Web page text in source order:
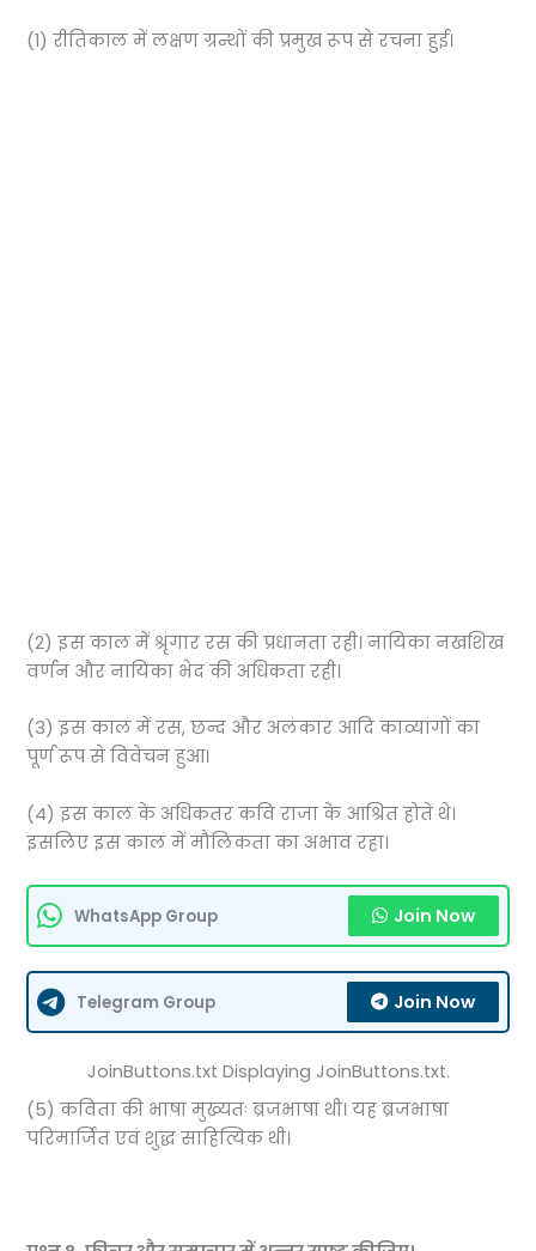
(1) रीतिकाल में लक्षण ग्रन्थों की प्रमुख रूप से रचना हुई।
(2) इस काल में श्रृंगार रस की प्रधानता रही। नायिका नखशिख
वर्णन और नायिका भेद की अधिकता रही।
(3) इस काल में रस, छन्द और अलंकार आदि काव्यांगों का
पूर्ण रूप से विवेचन हुआ।
(4) इस काल के अधिकतर कवि राजा के आश्रित होते थे।
इसलिए इस काल में मौलिकता का अभाव रहा।
WhatsApp Group Join Now
Telegram Group Join Now
JoinButtons.txt Displaying JoinButtons.txt.
(5) कविता की भाषा मुख्यतः ब्रजभाषा थी। यह ब्रजभाषा
परिमार्जित एवं शुद्ध साहित्यिक थी।